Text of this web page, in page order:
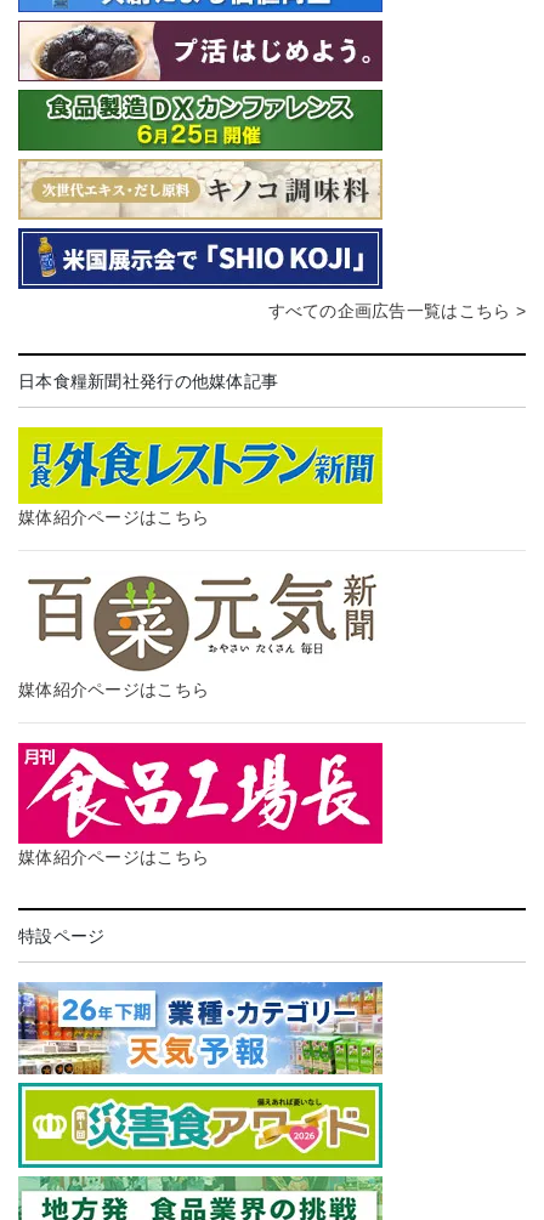
すべての企画広告一覧はこちら >
日本食糧新聞社発行の他媒体記事
媒体紹介ページはこちら
媒体紹介ページはこちら
媒体紹介ページはこちら
特設ページ